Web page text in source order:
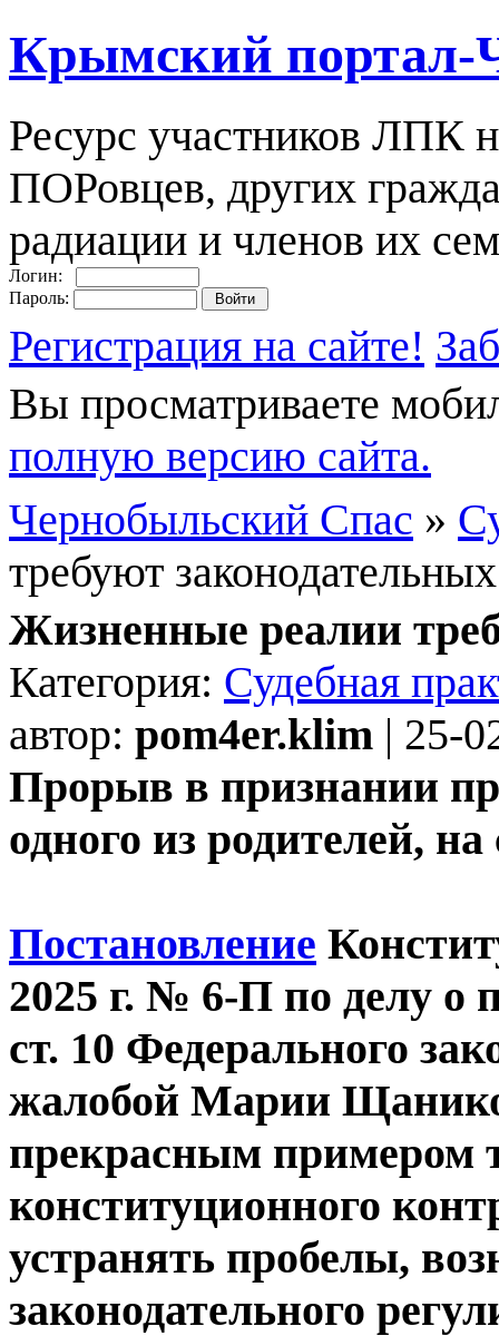
Крымский портал-
Ресурс участников ЛПК
ПОРовцев, других
радиации и членов их
Логин:
Пароль:
Регистрация на сайте!
Вы просматриваете
полную версию сайта.
Чернобыльский Спас »
требуют
Жизненные реалии
Категория: Судебная
автор: pom4er.klim | 25-
Прорыв в признании
одного из родителей,
Постановление
2025 г. № 6-П по делу о
ст. 10 Федерального
жалобой Марии
прекрасным примером
конституционного
устранять пробелы,
законодательного